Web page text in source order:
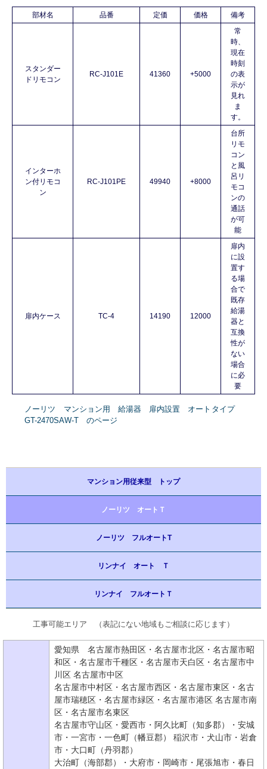
部材名 品番 定価 価格 備考
スタンダー
ドリモコン
RC-J101E 41360 +5000
常
時、
現在
時刻
の表
示が
見れ
ま
す。
インターホ
ン付リモコ
ン
RC-J101PE 49940 +8000
台所
リモ
コン
と風
呂リ
モコ
ンの
通話
が可
能
扉内ケース TC-4 14190 12000
扉内
に設
置す
る場
合で
既存
給湯
器と
互換
性が
ない
場合
に必
要
ノーリツ マンション用 給湯器 扉内設置 オートタイプ
GT-2470SAW-T のページ
マンション用従来型 トップ
ノーリツ オートＴ
ノーリツ フルオートT
リンナイ オート Ｔ
リンナイ フルオートＴ
工事可能エリア （表記にない地域もご相談に応じます）
愛知県 名古屋市熱田区・名古屋市北区・名古屋市昭
和区・名古屋市千種区・名古屋市天白区・名古屋市中
川区 名古屋市中区
名古屋市中村区・名古屋市西区・名古屋市東区・名古
屋市瑞穂区・名古屋市緑区・名古屋市港区 名古屋市南
区・名古屋市名東区
名古屋市守山区・愛西市・阿久比町（知多郡）・安城
市・一宮市・一色町（幡豆郡） 稲沢市・犬山市・岩倉
市・大口町（丹羽郡）
大治町（海部郡）・大府市・岡崎市・尾張旭市・春日